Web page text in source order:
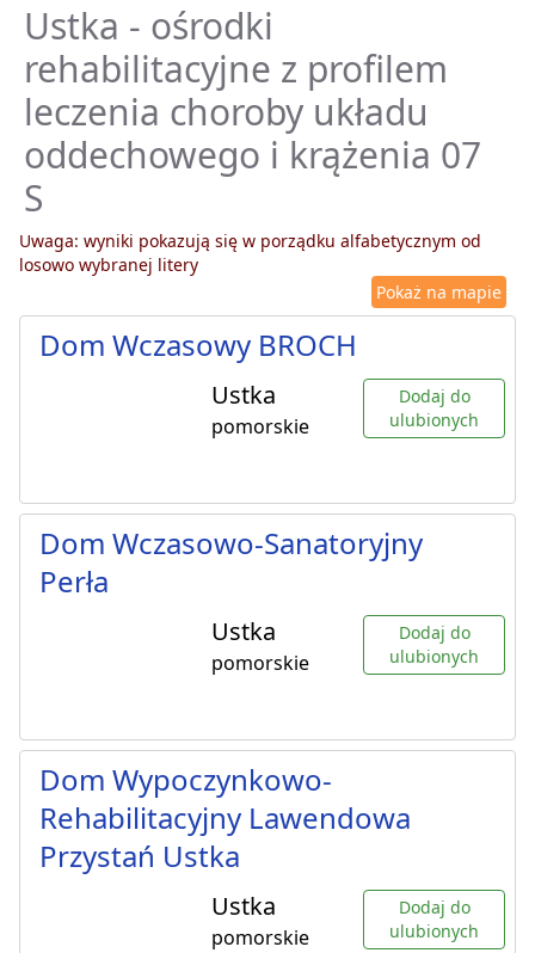
Ustka - ośrodki
rehabilitacyjne z profilem
leczenia choroby układu
oddechowego i krążenia 07
S
Uwaga: wyniki pokazują się w porządku alfabetycznym od
losowo wybranej litery
Pokaż na mapie
Dom Wczasowy BROCH
Ustka
pomorskie
Dodaj do
ulubionych
Dom Wczasowo-Sanatoryjny
Perła
Ustka
pomorskie
Dodaj do
ulubionych
Dom Wypoczynkowo-
Rehabilitacyjny Lawendowa
Przystań Ustka
Ustka
pomorskie
Dodaj do
ulubionych